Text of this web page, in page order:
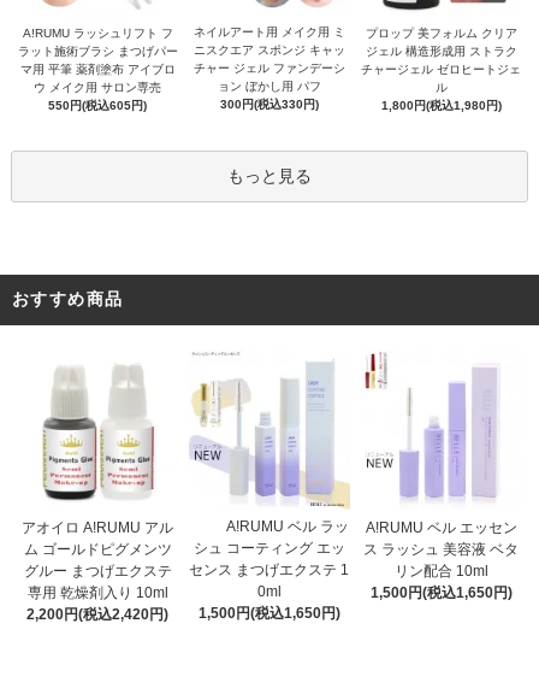
A!RUMU ラッシュリフト フ
ラット施術ブラシ まつげパー
マ用 平筆 薬剤塗布 アイブロ
ウ メイク用 サロン専売
550円(税込605円)
ネイルアート用 メイク用 ミ
ニスクエア スポンジ キャッ
チャー ジェル ファンデーシ
ョン ぼかし用 パフ
300円(税込330円)
プロップ 美フォルム クリア
ジェル 構造形成用 ストラク
チャージェル ゼロヒートジェ
ル
1,800円(税込1,980円)
もっと見る
おすすめ商品
アオイロ A!RUMU アル
ム ゴールドピグメンツ
グルー まつげエクステ
専用 乾燥剤入り 10ml
2,200円(税込2,420円)
A!RUMU ベル ラッ
シュ コーティング エッ
センス まつげエクステ 1
0ml
1,500円(税込1,650円)
A!RUMU ベル エッセン
ス ラッシュ 美容液 ベタ
リン配合 10ml
1,500円(税込1,650円)